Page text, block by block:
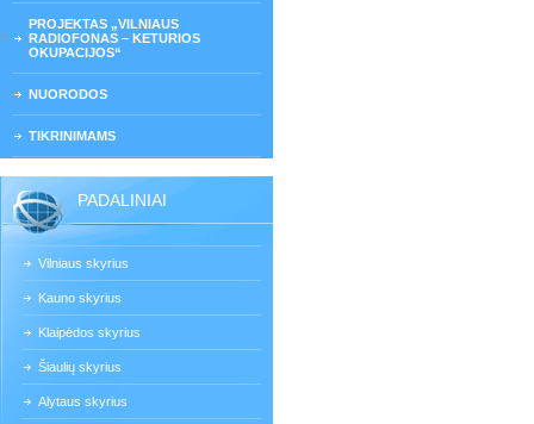
PROJEKTAS „VILNIAUS
RADIOFONAS – KETURIOS
OKUPACIJOS“
NUORODOS
TIKRINIMAMS
PADALINIAI
Vilniaus skyrius
Kauno skyrius
Klaipėdos skyrius
Šiaulių skyrius
Alytaus skyrius